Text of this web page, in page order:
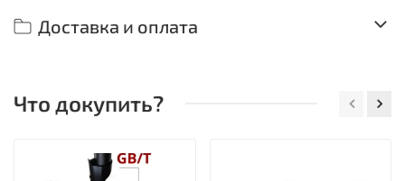
Доставка и оплата
Что докупить?